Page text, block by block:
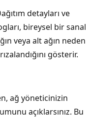
detayları ve
bireysel bir sanal
veya alt ağın neden
gösterir.
ağ yöneticinizin
açıklarsınız. Bu